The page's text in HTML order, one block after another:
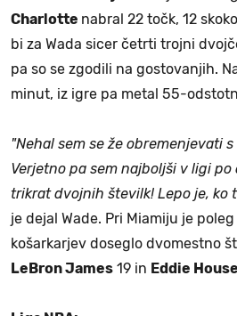
Charlotte nabral 22 točk, 12
bi za Wada sicer četrti trojni
pa so se zgodili na gostovanjih.
minut, iz igre pa metal 55-
"Nehal sem se že obremenjevati
Verjetno pa sem najboljši v ligi
trikrat dvojnih številk! Lepo je, ko
je dejal Wade. Pri Miamiju je
košarkarjev doseglo dvomestno
LeBron James 19 in Eddie House